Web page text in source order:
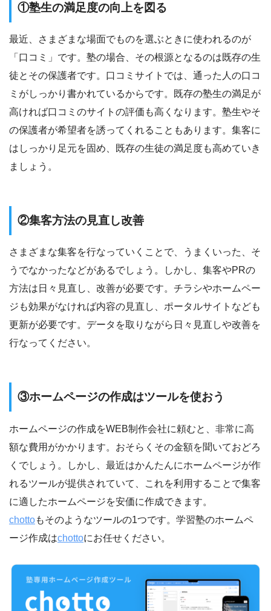
①塾生の満足度の向上を図る
最近、さまざまな場面でものを選ぶときに使われるのが
「口コミ」です。塾の場合、その根源となるのは既存の生
徒とその保護者です。口コミサイトでは、通った人の口コ
ミがしっかり書かれているからです。既存の塾生の満足が
高ければ口コミのサイトの評価も高くなります。塾生やそ
の保護者が希望者を誘ってくれることもあります。集客に
はしっかり足元を固め、既存の生徒の満足度も高めていき
ましょう。
②集客方法の見直し改善
さまざまな集客を行なっていくことで、うまくいった、そ
うでなかったなどがあるでしょう。しかし、集客やPRの
方法は日々見直し、改善が必要です。チラシやホームペー
ジも効果がなければ内容の見直し、ポータルサイトなども
更新が必要です。データを取りながら日々見直しや改善を
行なってください。
③ホームページの作成はツールを使おう
ホームページの作成をWEB制作会社に頼むと、非常に高
額な費用がかかります。おそらくその金額を聞いておどろ
くでしょう。しかし、最近はかんたんにホームページが作
れるツールが提供されていて、これを利用することで集客
に適したホームページを安価に作成できます。
chottoもそのようなツールの1つです。学習塾のホームペ
ージ作成はchottoにお任せください。